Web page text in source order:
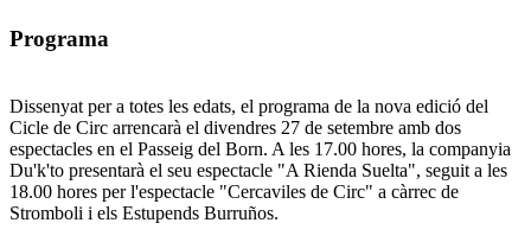
Programa
Dissenyat per a totes les edats, el programa de la nova edició del
Cicle de Circ arrencarà el divendres 27 de setembre amb dos
espectacles en el Passeig del Born. A les 17.00 hores, la companyia
Du'k'to presentarà el seu espectacle "A Rienda Suelta", seguit a les
18.00 hores per l'espectacle "Cercaviles de Circ" a càrrec de
Stromboli i els Estupends Burruños.